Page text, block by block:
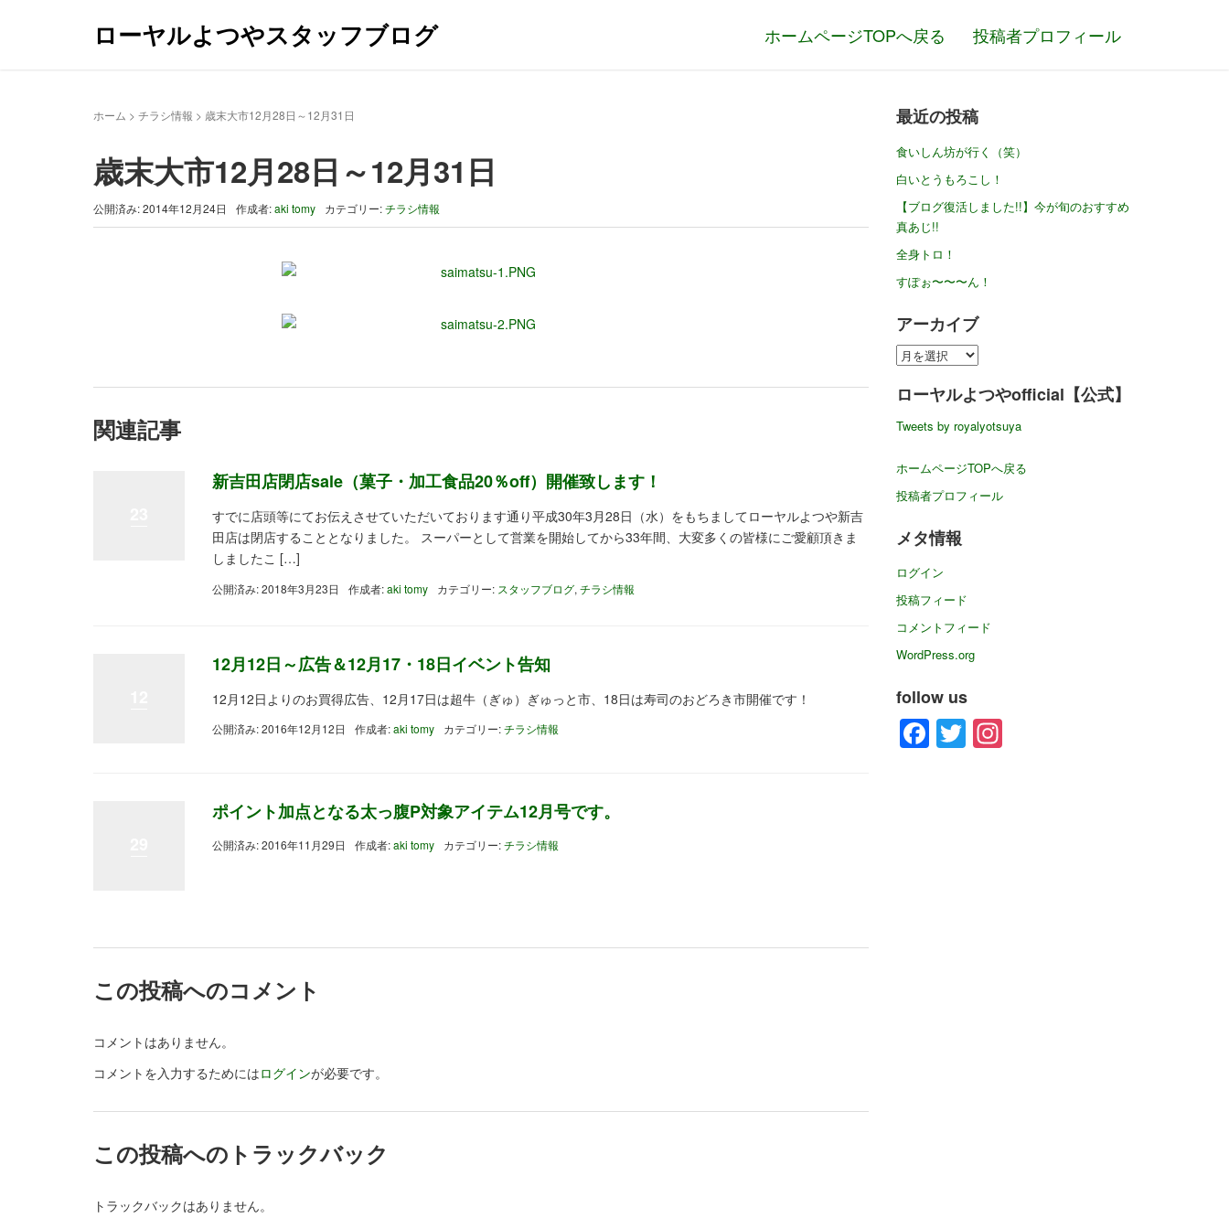
ローヤルよつやスタッフブログ ホームページTOPへ戻る 投稿者プロフィール
ホーム > チラシ情報 > 歳末大市12月28日～12月31日
歳末大市12月28日～12月31日
公開済み: 2014年12月24日 作成者:aki tomy カテゴリー:チラシ情報
関連記事
新吉田店閉店sale（菓子・加工食品20％off）開催致します！
すでに店頭等にてお伝えさせていただいております通り平成30年3月28日（水）をもちましてローヤルよつや新吉
田店は閉店することとなりました。 スーパーとして営業を開始してから33年間、大変多くの皆様にご愛顧頂きま
しましたこ […]
公開済み: 2018年3月23日 作成者:aki tomy カテゴリー: スタッフブログ, チラシ情報
12月12日～広告＆12月17・18日イベント告知
12月12日よりのお買得広告、12月17日は超牛（ぎゅ）ぎゅっと市、18日は寿司のおどろき市開催です！
公開済み: 2016年12月12日 作成者:aki tomy カテゴリー:チラシ情報
ポイント加点となる太っ腹P対象アイテム12月号です。
公開済み: 2016年11月29日 作成者:aki tomy カテゴリー:チラシ情報
この投稿へのコメント
コメントはありません。
コメントを入力するためにはログインが必要です。
この投稿へのトラックバック
トラックバックはありません。
最近の投稿
食いしん坊が行く（笑）
白いとうもろこし！
【ブログ復活しました!!】今が旬のおすすめ
真あじ!!
全身トロ！
すぽぉ〜〜〜ん！
アーカイブ
ア
カ
ブ
ローヤルよつやofficial【公式】
Tweets by royalyotsuya
ホームページTOPへ戻る
投稿者プロフィール
メタ情報
ログイン
投稿フィード
コメントフィード
WordPress.org
follow us
Facebook
TwitterInstagram